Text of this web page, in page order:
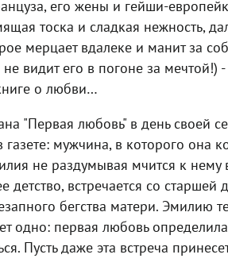
его жены и гейши-
тоска и сладкая нежность,
мерцает вдалеке и манит за
не видит его в погоне за
о любви…
"Первая любовь" в день своей
газете: мужчина, в которого она
не раздумывая мчится к
детство, встречается со старшей
бегства матери. Эмилию
одно: первая любовь
Пусть даже эта встреча